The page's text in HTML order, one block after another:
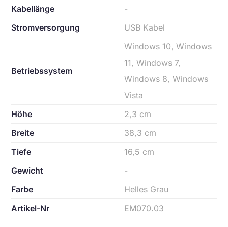
Kabellänge
-
Stromversorgung
USB Kabel
Betriebssystem
Windows 10, Windows
11, Windows 7,
Windows 8, Windows
Vista
Höhe
2,3 cm
Breite
38,3 cm
Tiefe
16,5 cm
Gewicht
-
Farbe
Helles Grau
Artikel-Nr
EM070.03